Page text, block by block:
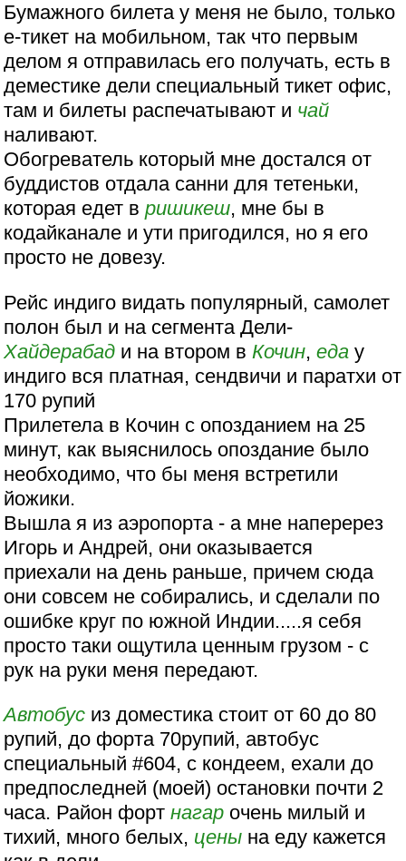
Бумажного билета у меня не было, только
е-тикет на мобильном, так что первым
делом я отправилась его получать, есть в
деместике дели специальный тикет офис,
там и билеты распечатывают и чай
наливают.
Обогреватель который мне достался от
буддистов отдала санни для тетеньки,
которая едет вришикеш, мне бы в
кодайканале и ути пригодился, но я его
просто не довезу.
Рейс индиго видать популярный, самолет
полон был и на сегмента Дели-
Хайдерабад и на втором в Кочин,еда у
индиго вся платная, сендвичи и паратхи от
170 рупий
Прилетела в Кочин с опозданием на 25
минут, как выяснилось опоздание было
необходимо, что бы меня встретили
йожики.
Вышла я из аэропорта - а мне наперерез
Игорь и Андрей, они оказывается
приехали на день раньше, причем сюда
они совсем не собирались, и сделали по
ошибке круг по южной Индии.....я себя
просто таки ощутила ценным грузом - с
рук на руки меня передают.
Автобус из доместика стоит от 60 до 80
рупий, до форта 70рупий, автобус
специальный #604, с кондеем, ехали до
предпоследней (моей) остановки почти 2
часа. Район фортнагар очень милый и
тихий, много белых, цены на еду кажется